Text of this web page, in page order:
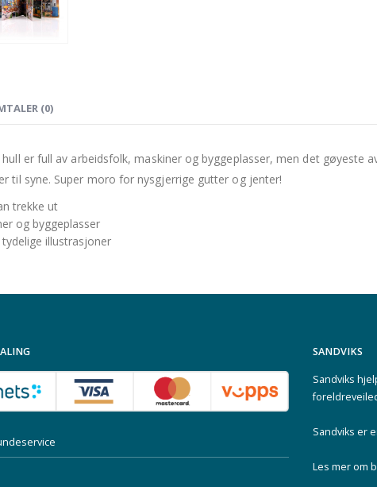
(0)
er full av arbeidsfolk, maskiner og byggeplasser, men det gøyeste
til syne. Super moro for nysgjerrige gutter og jenter!
trekke ut
og byggeplasser
illustrasjoner
SANDVIKS
Sandviks
Sandviks er
Les mer om